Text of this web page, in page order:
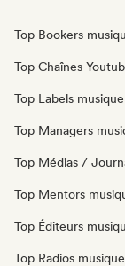
Top Bookers
Top Chaînes
Top Labels musique
Top Managers
Top Médias /
Top Mentors
Top Éditeurs
Top Radios musique